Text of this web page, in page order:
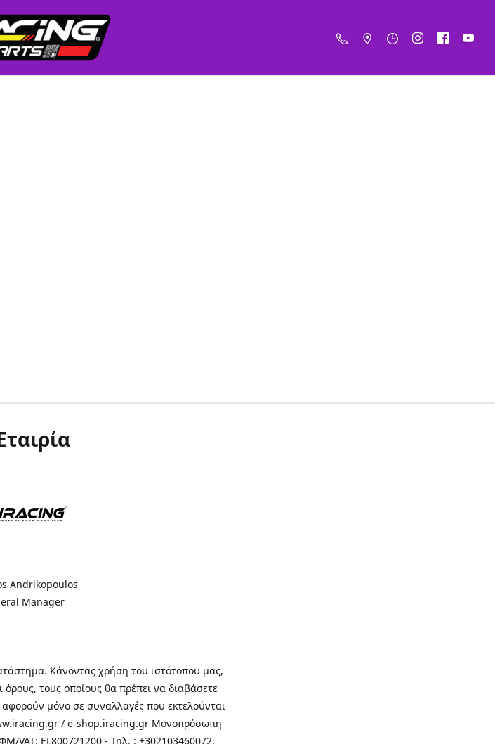
Andrikopoulos
Manager
Κάνοντας χρήση του ιστότοπου μας,
τους οποίους θα πρέπει να διαβάσετε
μόνο σε συναλλαγές που εκτελούνται
/ e-shop.iracing.gr Μονοπρόσωπη
VAT: EL800721200 - Τηλ. : +302103460072,